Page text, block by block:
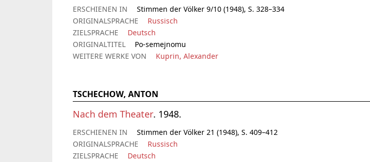
ERSCHIENEN IN
Stimmen der Völker 9/10 (1948), S. 328–334
ORIGINALSPRACHE
Russisch
ZIELSPRACHE
Deutsch
ORIGINALTITEL
Po-semejnomu
WEITERE WERKE VON
Kuprin, Alexander
TSCHECHOW, ANTON
Nach dem Theater. 1948.
ERSCHIENEN IN
Stimmen der Völker 21 (1948), S. 409–412
ORIGINALSPRACHE
Russisch
ZIELSPRACHE
Deutsch